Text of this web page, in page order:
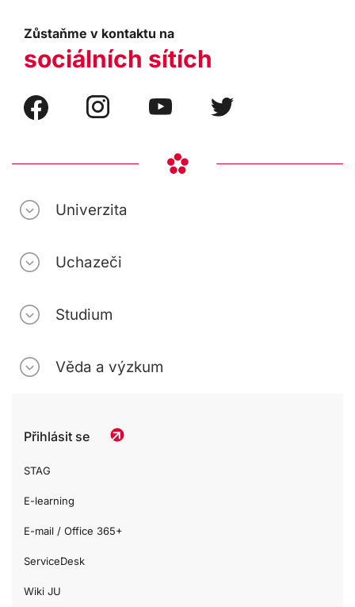
Zůstaňme v kontaktu na
sociálních sítích
Univerzita
Uchazeči
Studium
Věda a výzkum
Přihlásit se
STAG
E-learning
E-mail / Office 365+
ServiceDesk
Wiki JU